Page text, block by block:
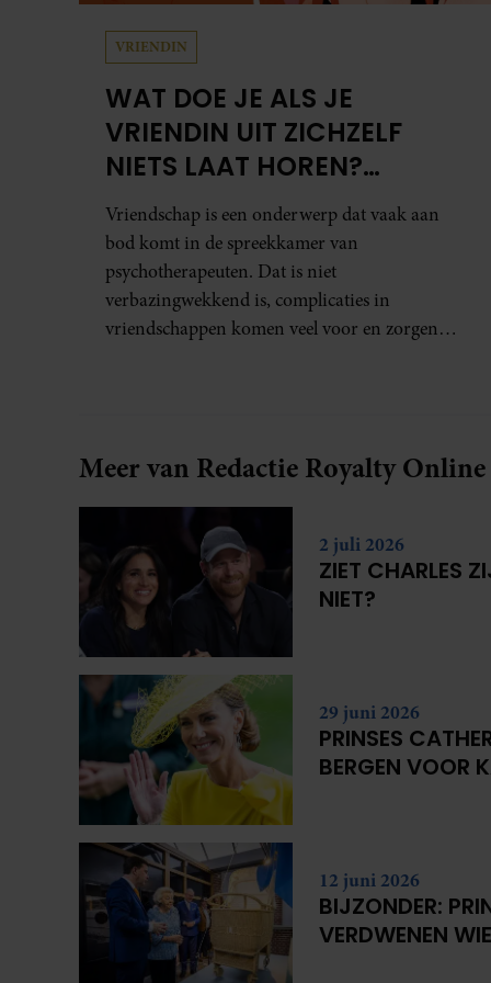
VRIENDIN
WAT DOE JE ALS JE
VRIENDIN UIT ZICHZELF
NIETS LAAT HOREN?
PSYCHOTHERAPEUT
MARTINE GEEFT ADVIES.
Vriendschap is een onderwerp dat vaak aan
bod komt in de spreekkamer van
psychotherapeuten. Dat is niet
verbazingwekkend is, complicaties in
vriendschappen komen veel voor en zorgen
Meer van Redactie Royalty Online
2 juli 2026
ZIET CHARLES
NIET?
29 juni 2026
PRINSES
BERGEN VOOR
12 juni 2026
BIJZONDER:
VERDWENEN